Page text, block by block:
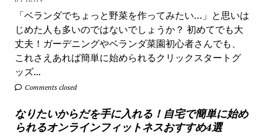
「ベランダでちょっと野菜を作ってみたい…」と思いは
じめた人も多いのではないでしょうか？ 初めてでも大
丈夫！ガーデニングやベランダ菜園初心者さんでも、
これさえあれば簡単に始められるクリックスタートグ
ッズ...
Comments closed
なりたいからだを手に入れる！自宅で簡単に始め
られるオンラインフィットネスおすすめ4選